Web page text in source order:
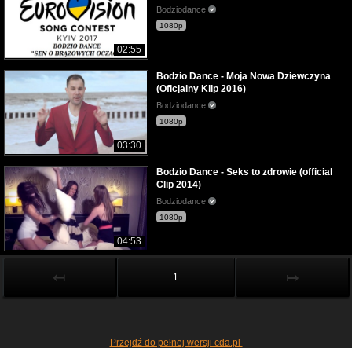
02:55
Bodziodance
1080p
03:30
Bodzio Dance - Moja Nowa Dziewczyna
(Oficjalny Klip 2016)
Bodziodance
1080p
04:53
Bodzio Dance - Seks to zdrowie (official
Clip 2014)
Bodziodance
1080p
↤ 1 ↦
Przejdź do pełnej wersji cda.pl